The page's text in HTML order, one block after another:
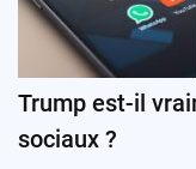
Trump est-il
sociaux ?